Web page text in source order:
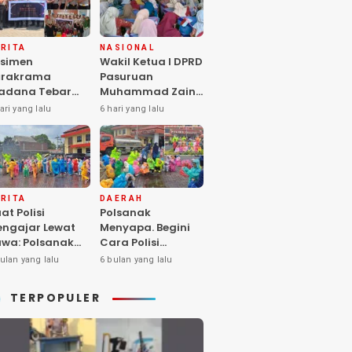
Tebar
di
Asuhan
Balita SYD,
Hangat
Terlantar
Hadir
Hati”
yang lalu
NASIONAL
Wakil Ketua I DPRD
Pasuruan
Muhammad Zaini
Soroti Krisis
Fasilitas Sekolah
di Tengah Efisiensi
Anggaran
6 hari yang lalu
Polisi
Lewat
Polsanak
Sentuh
Dini
yang lalu
DAERAH
Polsanak
Menyapa. Begini
Cara Polisi
Mendekatkan
Sejak Usia Dini
6 bulan yang lalu
TERPOPULER